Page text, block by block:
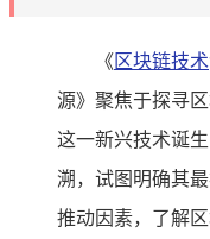
《 区块链技术
源》聚焦于探寻
这一新兴技术诞
溯，试图明确其
推动因素，了解